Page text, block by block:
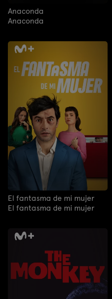
Anaconda
Anaconda
El fantasma de mi mujer
El fantasma de mi mujer